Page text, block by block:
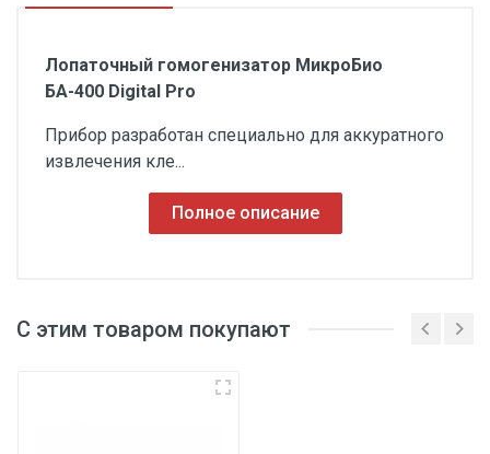
Лопаточный гомогенизатор МикроБио
БА-400 Digital Pro
Прибор разработан специально для аккуратного
извлечения кле...
Полное описание
С этим товаром покупают